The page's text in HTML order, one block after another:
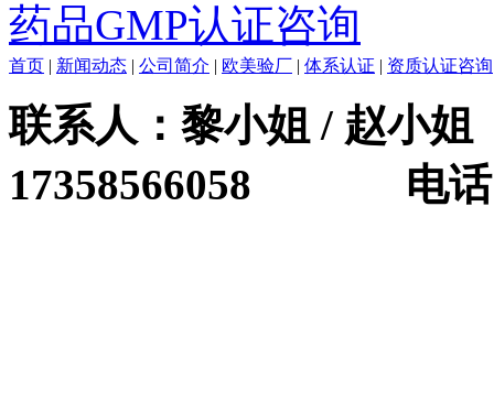
药品GMP认证咨询
首页 | 新闻动态 | 公司简介 | 欧美验厂 | 体系认证 | 资质认证咨询
联系人：黎小姐 / 赵
17358566058 电话